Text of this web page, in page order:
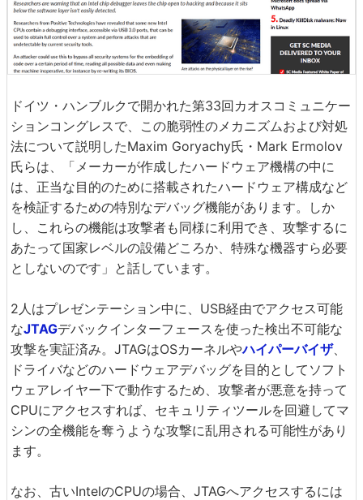
ドイツ・ハンブルクで開かれた第33回カオスコミュニケー
ションコングレスで、この脆弱性のメカニズムおよび対処
法について説明したMaxim Goryachy氏・Mark Ermolov
氏らは、「メーカーが作成したハードウェア機構の中に
は、正当な目的のために搭載されたハードウェア構成など
を検証するための特別なデバッグ機能があります。しか
し、これらの機能は攻撃者も同様に利用でき、攻撃するに
あたって国家レベルの設備どころか、特殊な機器すら必要
としないのです」と話しています。
2人はプレゼンテーション中に、USB経由でアクセス可能
なJTAGデバックインターフェースを使った検出不可能な
攻撃を実証済み。JTAGはOSカーネルやハイパーバイザ、
ドライバなどのハードウェアデバッグを目的としてソフト
ウェアレイヤー下で動作するため、攻撃者が悪意を持って
CPUにアクセスすれば、セキュリティツールを回避してマ
シンの全機能を奪うような攻撃に乱用される可能性があり
ます。
なお、古いIntelのCPUの場合、JTAGへアクセスするには